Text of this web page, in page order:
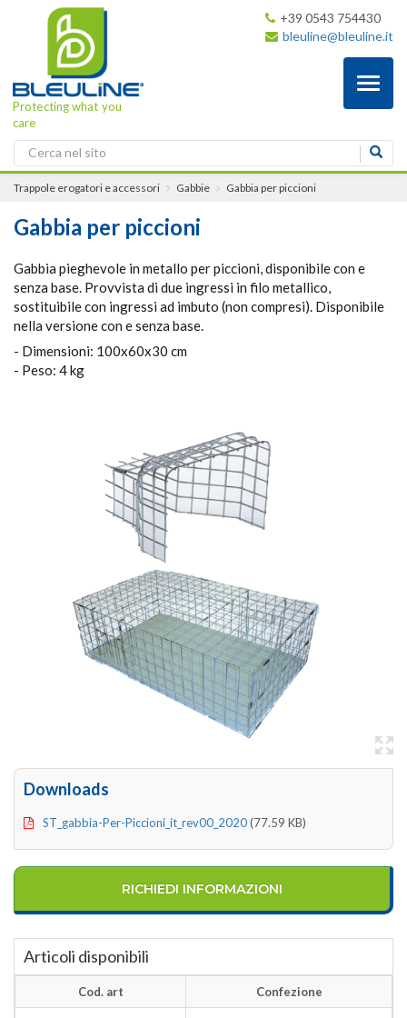
Protecting what you
care
+39 0543 754430
bleuline@bleuline.it
Trappole erogatori e accessori Gabbie Gabbia per piccioni
Gabbia per piccioni
Gabbia pieghevole in metallo per piccioni, disponibile con e
senza base. Provvista di due ingressi in filo metallico,
sostituibile con ingressi ad imbuto (non compresi). Disponibile
nella versione con e senza base.
- Dimensioni: 100x60x30 cm
- Peso: 4 kg
Downloads
ST_gabbia-Per-Piccioni_it_rev00_2020(77.59 KB)
RICHIEDI INFORMAZIONI
Articoli disponibili
Cod. art Confezione